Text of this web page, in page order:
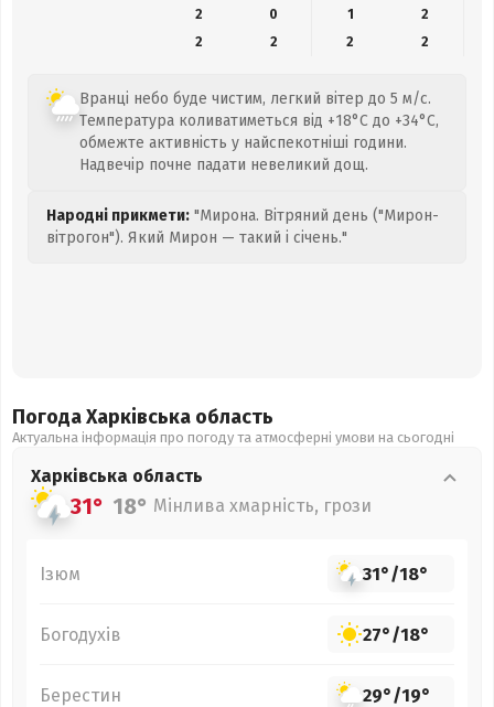
2
0 1
2
2
2 2 2
Вранці небо буде чистим, легкий вітер до 5 м/с.
Температура коливатиметься від +18°C до +34°C,
обмежте активність у найспекотніші години.
Надвечір почне падати невеликий дощ.
Народні прикмети: "Мирона. Вітряний день ("Мирон-
вітрогон"). Який Мирон — такий і січень."
Погода Харківська область
Актуальна інформація про погоду та атмосферні умови на сьогодні
Харківська область
31° 18° Мінлива хмарність, грози
Ізюм 31°/18°
Богодухів 27°/18°
Берестин 29°/19°